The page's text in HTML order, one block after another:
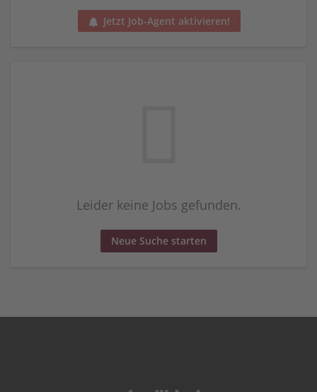
Jetzt Job-Agent aktivieren!
Leider keine Jobs gefunden.
Neue Suche starten